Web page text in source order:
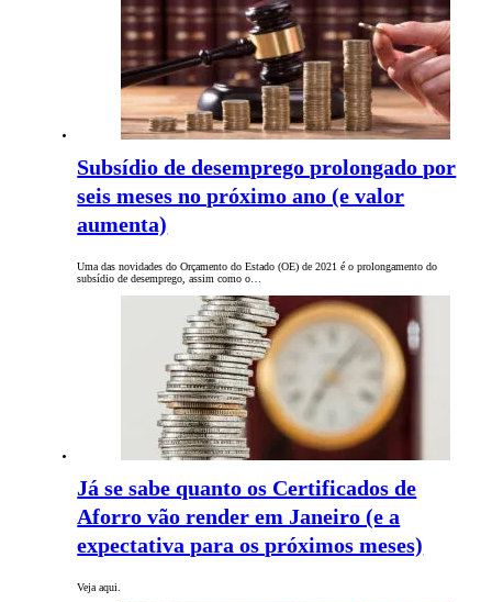
Subsídio de desemprego prolongado por
seis meses no próximo ano (e valor
aumenta)
Uma das novidades do Orçamento do Estado (OE) de 2021 é o prolongamento do
subsídio de desemprego, assim como o…
Já se sabe quanto os Certificados de
Aforro vão render em Janeiro (e a
expectativa para os próximos meses)
Veja aqui.